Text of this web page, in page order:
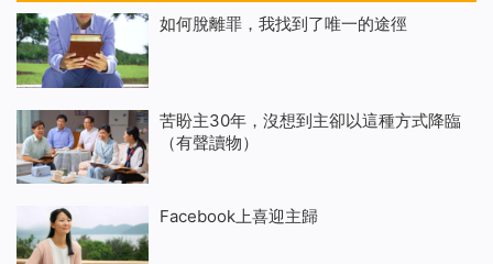
如何脫離罪，我找到了唯一的途徑
苦盼主30年，沒想到主卻以這種方式降臨
（有聲讀物）
Facebook上喜迎主歸